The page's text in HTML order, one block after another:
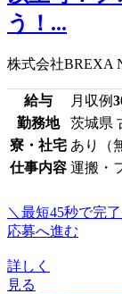
う！...
株式会社BREXA
給与 月収例
勤務地
茨城県
寮・社宅 あり（
仕事内容 運搬・
＼最短45秒で完
応募へ進む
詳しく
見る